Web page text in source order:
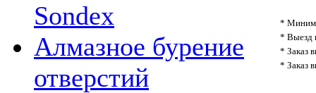
Sondex
Алмазное бурение
отверстий
*
* Выезд
* Заказ
* Заказ